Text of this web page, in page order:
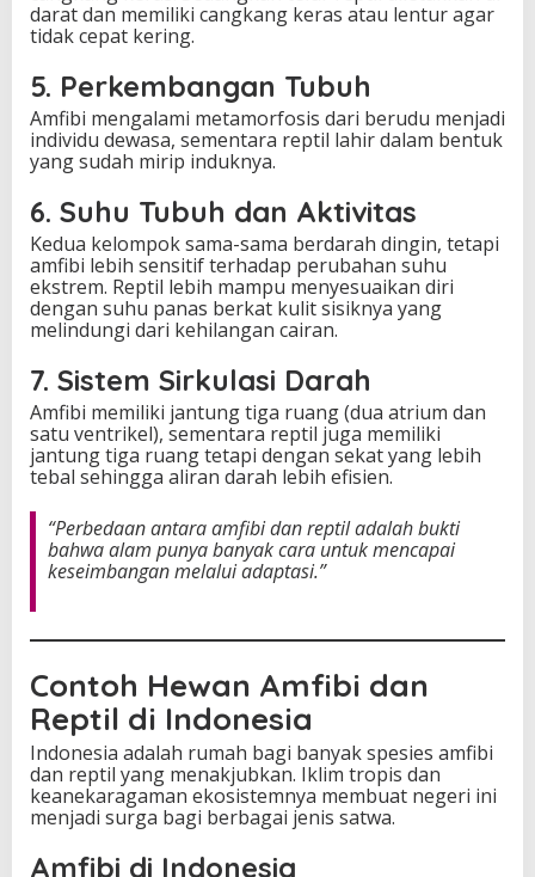
darat dan memiliki cangkang keras atau lentur agar
tidak cepat kering.
5. Perkembangan Tubuh
Amfibi mengalami metamorfosis dari berudu menjadi
individu dewasa, sementara reptil lahir dalam bentuk
yang sudah mirip induknya.
6. Suhu Tubuh dan Aktivitas
Kedua kelompok sama-sama berdarah dingin, tetapi
amfibi lebih sensitif terhadap perubahan suhu
ekstrem. Reptil lebih mampu menyesuaikan diri
dengan suhu panas berkat kulit sisiknya yang
melindungi dari kehilangan cairan.
7. Sistem Sirkulasi Darah
Amfibi memiliki jantung tiga ruang (dua atrium dan
satu ventrikel), sementara reptil juga memiliki
jantung tiga ruang tetapi dengan sekat yang lebih
tebal sehingga aliran darah lebih efisien.
“Perbedaan antara amfibi dan reptil adalah bukti
bahwa alam punya banyak cara untuk mencapai
keseimbangan melalui adaptasi.”
Contoh Hewan Amfibi dan
Reptil di Indonesia
Indonesia adalah rumah bagi banyak spesies amfibi
dan reptil yang menakjubkan. Iklim tropis dan
keanekaragaman ekosistemnya membuat negeri ini
menjadi surga bagi berbagai jenis satwa.
Amfibi di Indonesia